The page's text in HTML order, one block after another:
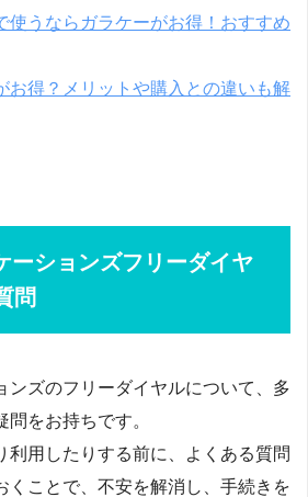
使うならガラケーがお得！おすすめ
お得？メリットや購入との違いも解
ーションズフリーダイヤ
問
ンズのフリーダイヤルについて、多
問をお持ちです。
利用したりする前に、よくある質問
くことで、不安を解消し、手続きを